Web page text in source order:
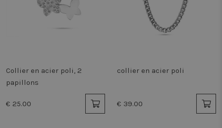
Collier en acier poli, 2
papillons
€ 25.00
collier en acier poli
€ 39.00